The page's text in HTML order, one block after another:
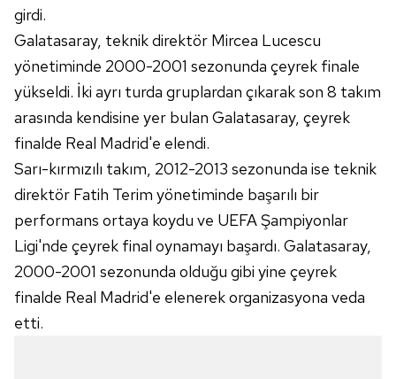
Çerezlere ilişkin tercihlerinizi aşağıda yer alan panel
vasıtasıyla belirleyebilirsiniz. Çerezlere ilişkin detaylı bilgi
için Ayarlar butonuna tıklayabilir,Çerez Bilgilendirme
Metnimiziziyaret edebilirsiniz.
6698 sayılı Kişisel Verilerin Korunması Kanunu uyarınca
hazırlanmış Aydınlatma Metnimizi okumak ve sitemizde
ilgili mevzuata uygun olarak kullanılan çerezlerle ilgili bilgi
almak için lütfentıklayınız.
girdi.
Galatasaray, teknik direktör Mircea Lucescu
yönetiminde 2000-2001 sezonunda çeyrek finale
yükseldi. İki ayrı turda gruplardan çıkarak son 8 takım
arasında kendisine yer bulan Galatasaray, çeyrek
finalde Real Madrid'e elendi.
Sarı-kırmızılı takım, 2012-2013 sezonunda ise teknik
direktör Fatih Terim yönetiminde başarılı bir
performans ortaya koydu ve UEFA Şampiyonlar
Ligi'nde çeyrek final oynamayı başardı. Galatasaray,
2000-2001 sezonunda olduğu gibi yine çeyrek
finalde Real Madrid'e elenerek organizasyona veda
etti.